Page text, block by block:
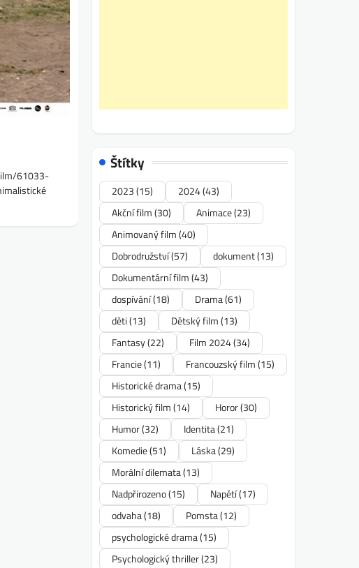
61033-
Štítky
2023(15) 2024(43)
Akční film(30) Animace(23)
Animovaný film(40)
Dobrodružství(57) dokument(13)
Dokumentární film(43)
dospívání(18) Drama(61)
děti(13) Dětský film(13)
Fantasy(22) Film 2024(34)
Francie(11) Francouzský film(15)
Historické drama(15)
Historický film(14) Horor(30)
Humor(32) Identita(21)
Komedie(51) Láska(29)
Morální dilemata(13)
Nadpřirozeno(15) Napětí(17)
odvaha(18) Pomsta(12)
psychologické drama(15)
Psychologický thriller(23)